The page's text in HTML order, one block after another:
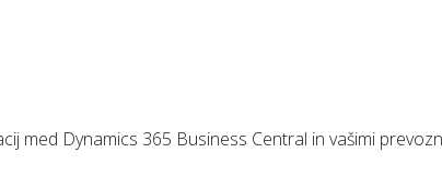
med Dynamics 365 Business Central in vašimi